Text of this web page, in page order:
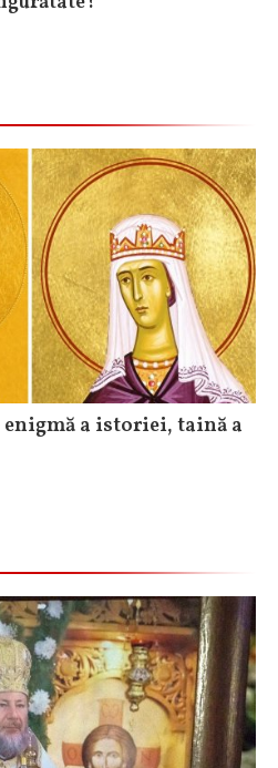
a istoriei, taină a